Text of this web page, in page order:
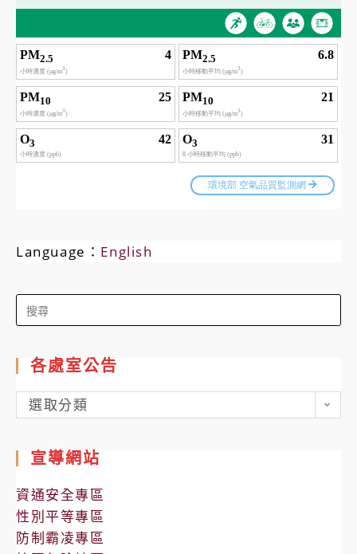
Language： English
Search
for:
各處室公告
各
處
公
告
選取分類
宣導網站
資通安全專區
性別平等專區
防制霸凌專區